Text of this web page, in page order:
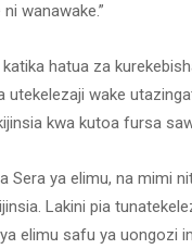
wanawake.”
hatua za
utekelezaji wake
kwa kutoa fursa
Sera ya elimu, na mimi
Lakini pia
elimu safu ya uongozi